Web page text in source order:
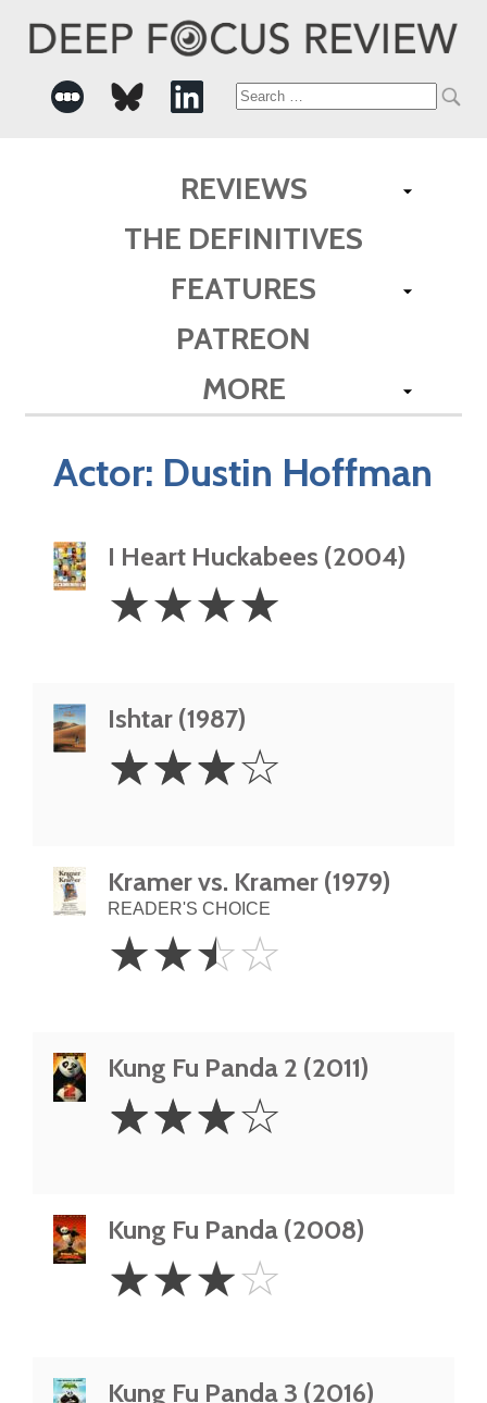
Search
REVIEWS
THE DEFINITIVES
FEATURES
PATREON
MORE
Actor: Dustin Hoffman
I Heart Huckabees (2004)
Stars
☆☆☆☆
Ishtar (1987)
Stars
☆☆☆☆
Kramer vs. Kramer (1979)
READER'S CHOICE
2.5
Stars
☆☆☆☆
Kung Fu Panda 2 (2011)
Stars
☆☆☆☆
Kung Fu Panda (2008)
Stars
☆☆☆☆
Kung Fu Panda 3 (2016)